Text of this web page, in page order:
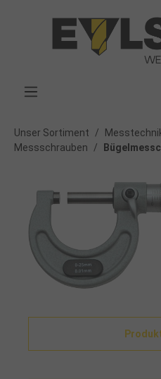
Unser Sortiment /
Messschrauben
/